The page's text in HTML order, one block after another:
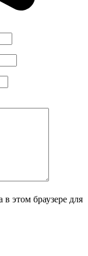
этом браузере для